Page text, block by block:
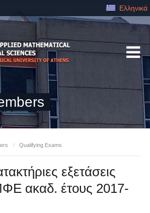
Ελληνικά
/ Qualifying Exams
εξετάσεις
ακαδ. έτους 2017-